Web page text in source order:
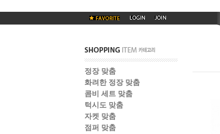
정장 맞춤
화려한 정장 맞춤
콤비 세트 맞춤
턱시도 맞춤
자켓 맞춤
점퍼 맞춤